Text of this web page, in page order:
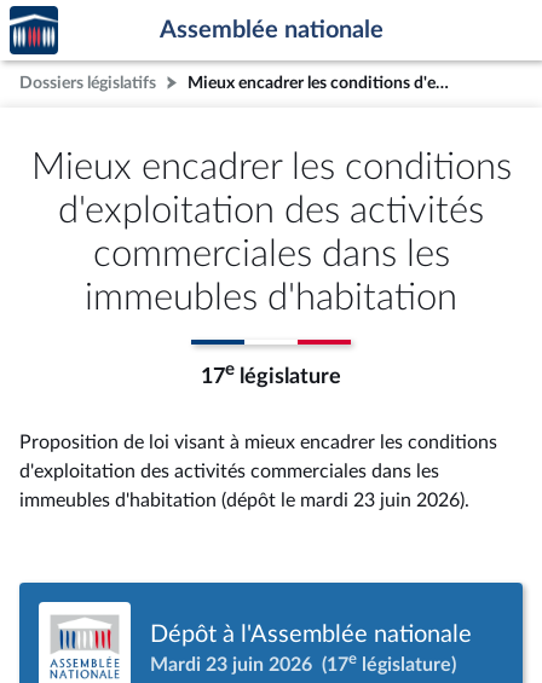
Aller au contenu
Aller en bas de la page
Accèder
à la
page
d'accueil
Assemblée nationale
Dossiers législatifs Mieux encadrer les conditions d'exploitation des activités commerciales dans les immeubles d'habitation
Mieux encadrer les conditions
d'exploitation des activités
commerciales dans les
immeubles d'habitation
17e législature
Proposition de loi visant à mieux encadrer les conditions
d'exploitation des activités commerciales dans les
immeubles d'habitation (dépôt le mardi 23 juin 2026).
Dépôt à l'Assemblée nationale
Mardi 23 juin 2026 (17e législature)